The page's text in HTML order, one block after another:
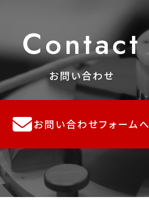
Contact
お問い合わせ
お問い合わせフォームへ